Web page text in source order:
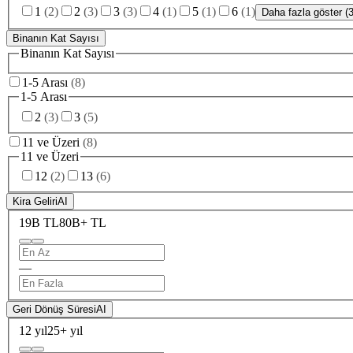
1 (2) 2 (3) 3 (3) 4 (1) 5 (1) 6 (1) Daha fazla göster
Binanın Kat Sayısı
Binanın Kat Sayısı
1-5 Arası (8)
1-5 Arası
2 (3) 3 (5)
11 ve Üzeri (8)
11 ve Üzeri
12 (2) 13 (6)
Kira GeliriAI
19B TL80B+ TL
—
Geri Dönüş SüresiAI
12 yıl25+ yıl